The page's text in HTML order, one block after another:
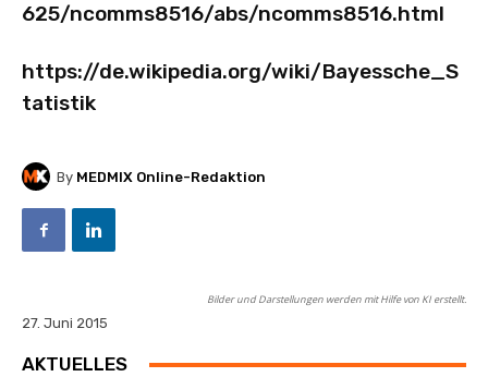
625/ncomms8516/abs/ncomms8516.html
https://de.wikipedia.org/wiki/Bayessche_S
tatistik
By MEDMIX Online-Redaktion
Bilder und Darstellungen werden mit Hilfe von KI erstellt.
27. Juni 2015
AKTUELLES